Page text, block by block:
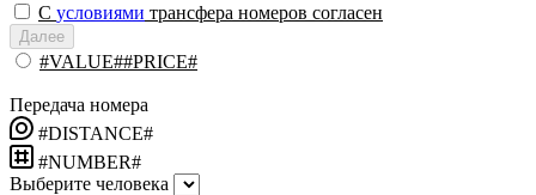
С условиями трансфера номеров согласен
Далее
#VALUE##PRICE#
Передача номера
#DISTANCE#
#NUMBER#
Выберите человека